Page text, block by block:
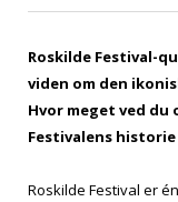
Roskilde Festival-
viden om den
Hvor meget ved du
Festivalens
Roskilde Festival er